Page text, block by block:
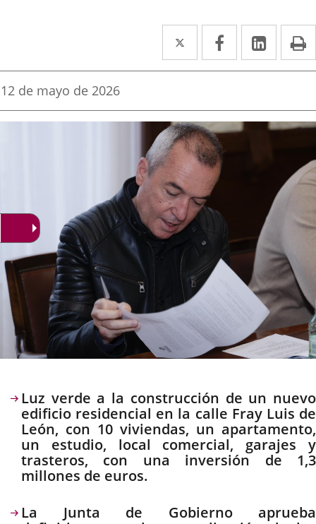
Twitter
Enlace
a
aplicación
externa.
Facebook
Enlace
a
aplicación
externa.
Enlace
a
Fecha
la
12 de mayo de 2026
Descripción
Luz verde a la construcción de un nuevo
edificio residencial en la calle Fray Luis de
León, con 10 viviendas, un apartamento,
un estudio, local comercial, garajes y
trasteros, con una inversión de 1,3
millones de euros.
La Junta de Gobierno aprueba